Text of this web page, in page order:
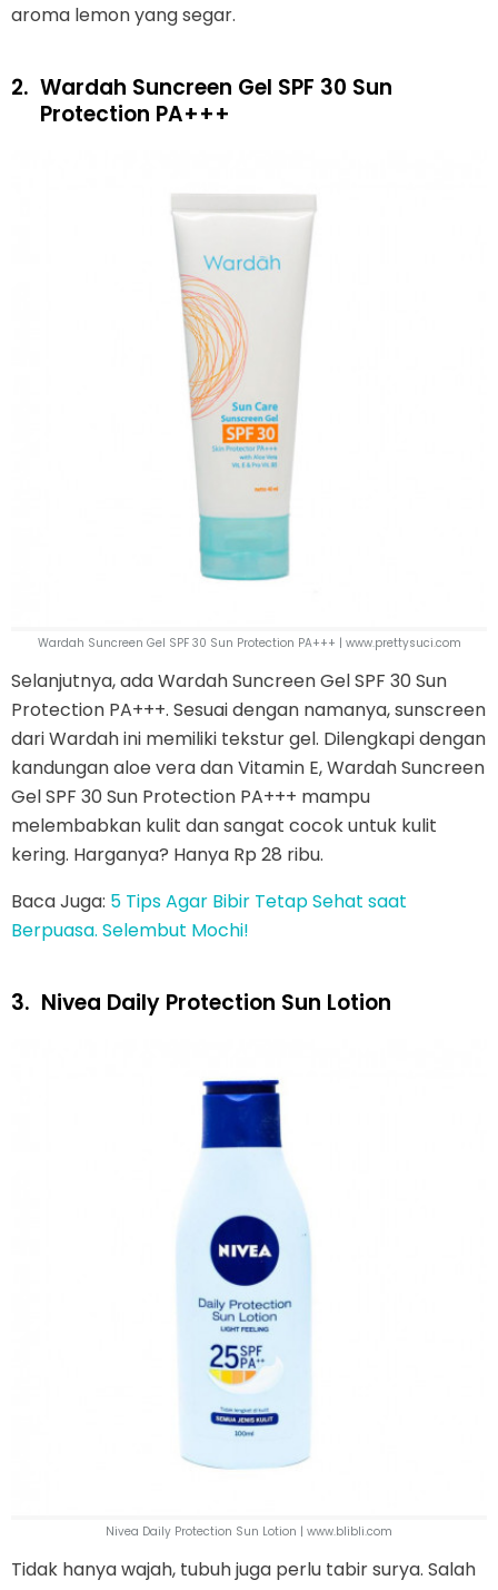
aroma lemon yang segar.
2. Wardah Suncreen Gel SPF 30 Sun
Protection PA+++
Wardah Suncreen Gel SPF 30 Sun Protection PA+++ | www.prettysuci.com
Selanjutnya, ada Wardah Suncreen Gel SPF 30 Sun
Protection PA+++. Sesuai dengan namanya, sunscreen
dari Wardah ini memiliki tekstur gel. Dilengkapi dengan
kandungan aloe vera dan Vitamin E, Wardah Suncreen
Gel SPF 30 Sun Protection PA+++ mampu
melembabkan kulit dan sangat cocok untuk kulit
kering. Harganya? Hanya Rp 28 ribu.
Baca Juga: 5 Tips Agar Bibir Tetap Sehat saat
Berpuasa. Selembut Mochi!
3. Nivea Daily Protection Sun Lotion
Nivea Daily Protection Sun Lotion | www.blibli.com
Tidak hanya wajah, tubuh juga perlu tabir surya. Salah